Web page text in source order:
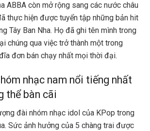
ABBA còn mở rộng sang các nước châu
thực hiện được tuyển tập những bản hit
Tây Ban Nha. Họ đã ghi tên mình trong
chúng qua việc trở thành một trong
đơn bán chạy nhất mọi thời đại.
nhạc nam nổi tiếng nhất
thể bàn cãi
đài nhóm nhạc idol của KPop trong
Sức ảnh hưởng của 5 chàng trai được